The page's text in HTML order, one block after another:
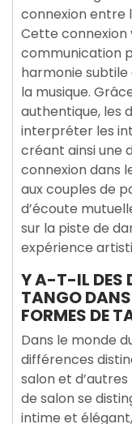
connexion entre
Cette connexion
communication
harmonie
la musique.
authentique, les
interpréter les
créant ainsi une
connexion dans
aux couples de
d’écoute
sur la piste de
expérience
Y A-T-IL DES
TANGO
FORMES DE
Dans le monde
différences
salon et
de salon se
intime et